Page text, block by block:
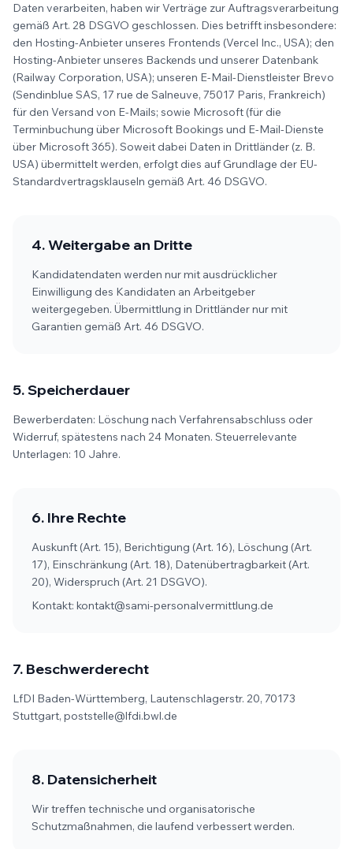
Daten verarbeiten, haben wir Verträge zur Auftragsverarbeitung
gemäß Art. 28 DSGVO geschlossen. Dies betrifft insbesondere:
den Hosting-Anbieter unseres Frontends (Vercel Inc., USA); den
Hosting-Anbieter unseres Backends und unserer Datenbank
(Railway Corporation, USA); unseren E-Mail-Dienstleister Brevo
(Sendinblue SAS, 17 rue de Salneuve, 75017 Paris, Frankreich)
für den Versand von E-Mails; sowie Microsoft (für die
Terminbuchung über Microsoft Bookings und E-Mail-Dienste
über Microsoft 365). Soweit dabei Daten in Drittländer (z. B.
USA) übermittelt werden, erfolgt dies auf Grundlage der EU-
Standardvertragsklauseln gemäß Art. 46 DSGVO.
4. Weitergabe an Dritte
Kandidatendaten werden nur mit ausdrücklicher
Einwilligung des Kandidaten an Arbeitgeber
weitergegeben. Übermittlung in Drittländer nur mit
Garantien gemäß Art. 46 DSGVO.
5. Speicherdauer
Bewerberdaten: Löschung nach Verfahrensabschluss oder
Widerruf, spätestens nach 24 Monaten. Steuerrelevante
Unterlagen: 10 Jahre.
6. Ihre Rechte
Auskunft (Art. 15), Berichtigung (Art. 16), Löschung (Art.
17), Einschränkung (Art. 18), Datenübertragbarkeit (Art.
20), Widerspruch (Art. 21 DSGVO).
Kontakt: kontakt@sami-personalvermittlung.de
7. Beschwerderecht
LfDI Baden-Württemberg, Lautenschlagerstr. 20, 70173
Stuttgart, poststelle@lfdi.bwl.de
8. Datensicherheit
Wir treffen technische und organisatorische
Schutzmaßnahmen, die laufend verbessert werden.